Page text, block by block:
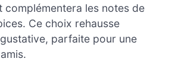
complémentera les notes de
Ce choix rehausse
gustative, parfaite pour une